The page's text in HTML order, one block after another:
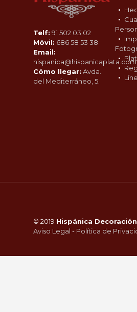
Telf: 91 502 03 02
Móvil: 686 58 53 38
Email:
hispanica@hispanicaplata.com
Cómo llegar: Avda.
del Mediterráneo, 5.
© 2019 Hispánica Decoración
Aviso Legal - Política de